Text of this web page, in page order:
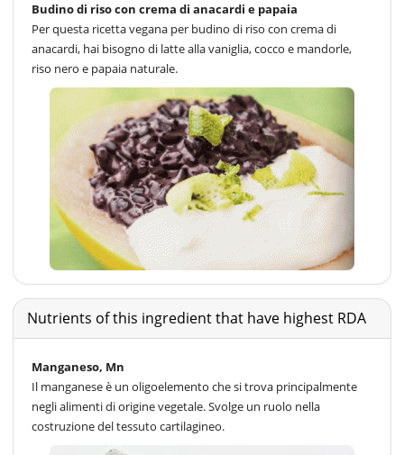
Budino di riso con crema di anacardi e papaia
Per questa ricetta vegana per budino di riso con crema di
anacardi, hai bisogno di latte alla vaniglia, cocco e mandorle,
riso nero e papaia naturale.
Nutrients of this ingredient that have highest RDA
Manganeso, Mn
Il manganese è un oligoelemento che si trova principalmente
negli alimenti di origine vegetale. Svolge un ruolo nella
costruzione del tessuto cartilagineo.